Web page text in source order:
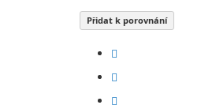
Přidat k porovnání